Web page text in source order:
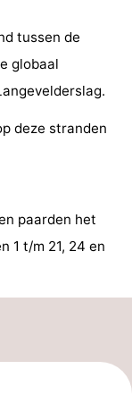
tussen de
globaal
deze stranden
paarden het
1 t/m 21, 24 en